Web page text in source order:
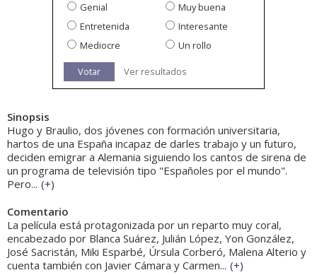
Genial
Muy buena
Entretenida
Interesante
Mediocre
Un rollo
Votar Ver resultados
Sinopsis
Hugo y Braulio, dos jóvenes con formación universitaria,
hartos de una España incapaz de darles trabajo y un futuro,
deciden emigrar a Alemania siguiendo los cantos de sirena de
un programa de televisión tipo "Españoles por el mundo".
Pero... (+)
Comentario
La película está protagonizada por un reparto muy coral,
encabezado por Blanca Suárez, Julián López, Yon González,
José Sacristán, Miki Esparbé, Úrsula Corberó, Malena Alterio y
cuenta también con Javier Cámara y Carmen... (+)